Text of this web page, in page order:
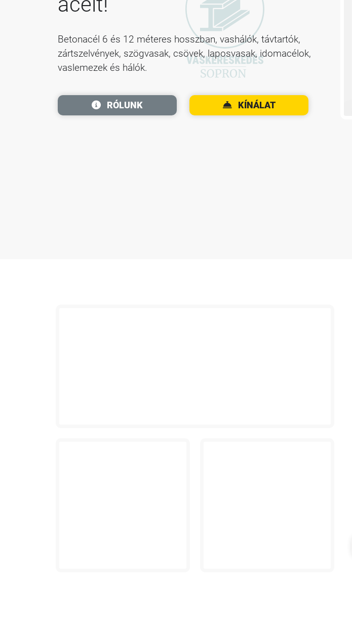
Betonacél 6 és 12 méteres hosszban, vashálók, távtartók,
zártszelvények, szögvasak, csövek, laposvasak, idomacélok,
vaslemezek és hálók.
RÓLUNK KÍNÁLAT